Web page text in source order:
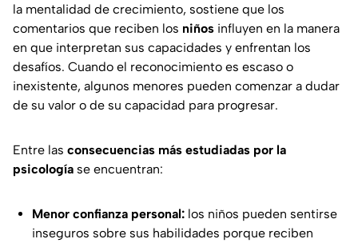
la mentalidad de crecimiento, sostiene que los
comentarios que reciben los niños influyen en la manera
en que interpretan sus capacidades y enfrentan los
desafíos. Cuando el reconocimiento es escaso o
inexistente, algunos menores pueden comenzar a dudar
de su valor o de su capacidad para progresar.
Entre las consecuencias más estudiadas por la
psicología se encuentran:
Menor confianza personal: los niños pueden sentirse
inseguros sobre sus habilidades porque reciben